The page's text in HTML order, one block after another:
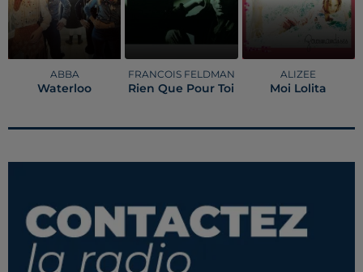
ABBA
Waterloo
FRANCOIS FELDMAN
Rien Que Pour Toi
ALIZEE
Moi Lolita